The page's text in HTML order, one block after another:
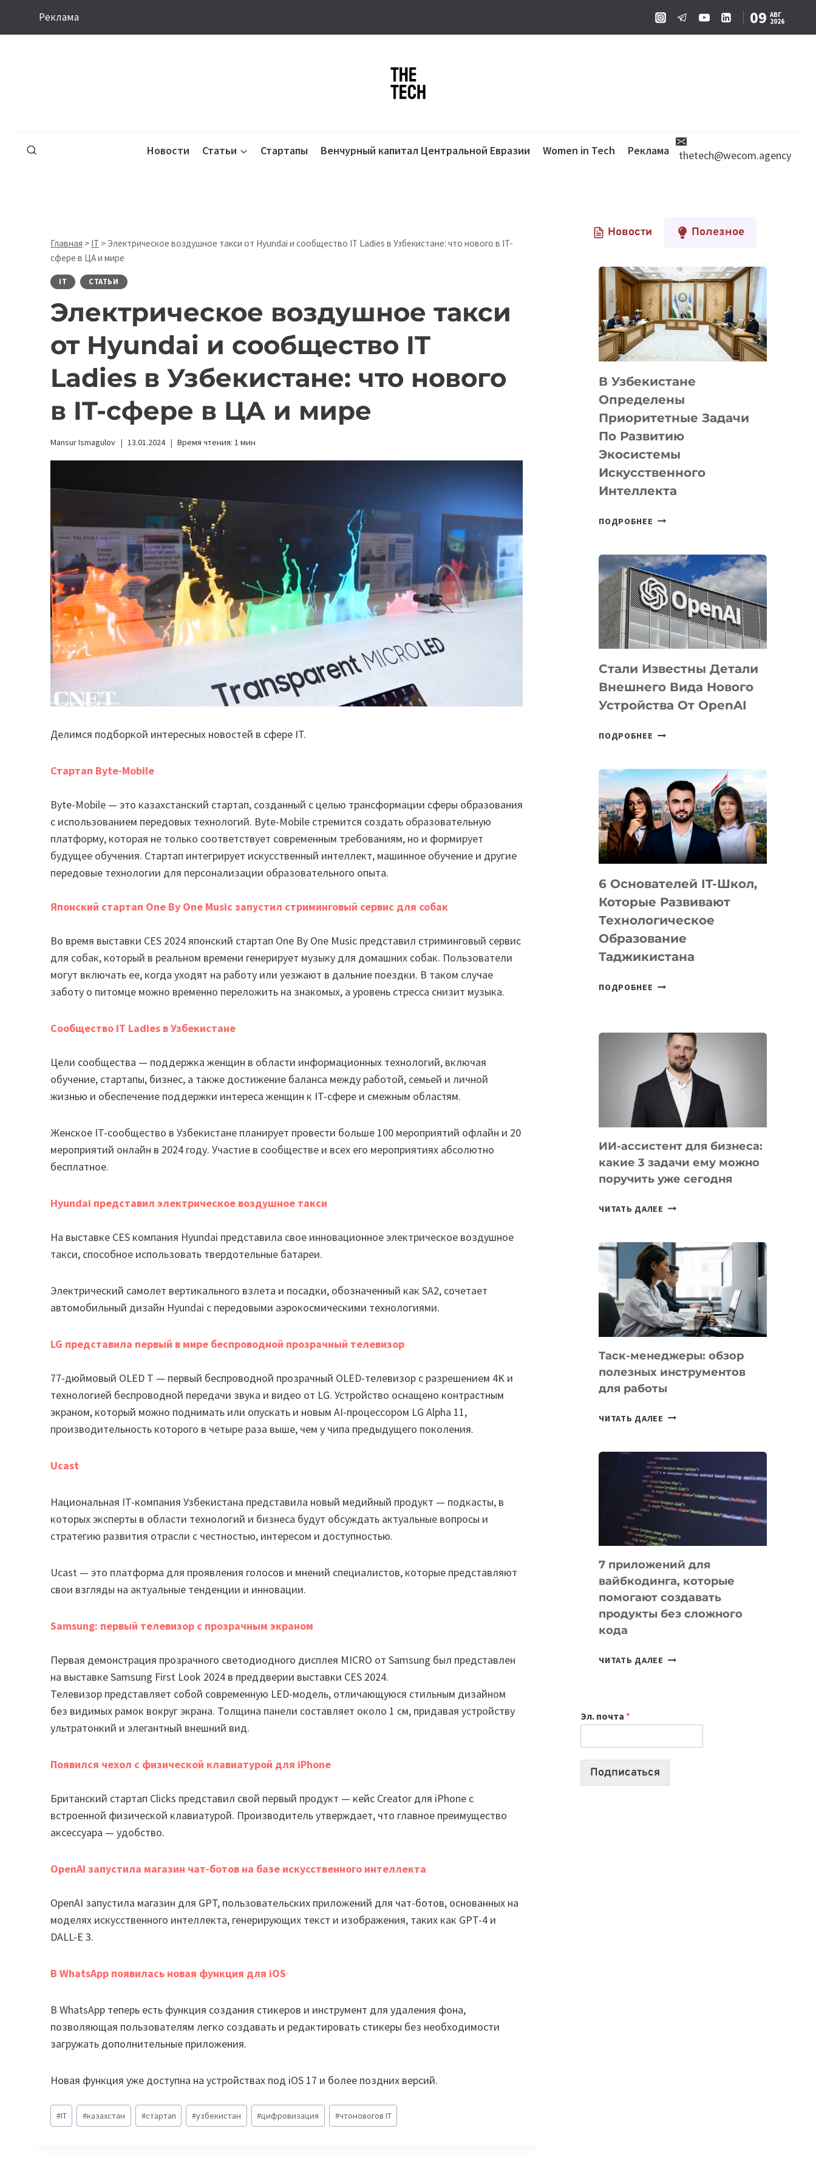
Реклама 09 АВГ
2026
Новости Статьи Стартапы Венчурный капитал Центральной Евразии Women in Tech Реклама thetech@wecom.agency
Главная > IT > Электрическое воздушное такси от Hyundai и сообщество IT Ladies в Узбекистане: что нового в IT-
сфере в ЦА и мире
IT СТАТЬИ
Электрическое воздушное такси
от Hyundai и сообщество IT
Ladies в Узбекистане: что нового
в IT-сфере в ЦА и мире
Mansur Ismagulov 13.01.2024 Время чтения: 1 мин
Делимся подборкой интересных новостей в сфере IT.
Стартап Byte-Mobile
Byte-Mobile — это казахстанский стартап, созданный с целью трансформации сферы образования
с использованием передовых технологий. Byte-Mobile стремится создать образовательную
платформу, которая не только соответствует современным требованиям, но и формирует
будущее обучения. Стартап интегрирует искусственный интеллект, машинное обучение и другие
передовые технологии для персонализации образовательного опыта.
Японский стартап One By One Music запустил стриминговый сервис для собак
Во время выставки CES 2024 японский стартап One By One Music представил стриминговый сервис
для собак, который в реальном времени генерирует музыку для домашних собак. Пользователи
могут включать ее, когда уходят на работу или уезжают в дальние поездки. В таком случае
заботу о питомце можно временно переложить на знакомых, а уровень стресса снизит музыка.
Сообщество IT Ladies в Узбекистане
Цели сообщества — поддержка женщин в области информационных технологий, включая
обучение, стартапы, бизнес, а также достижение баланса между работой, семьей и личной
жизнью и обеспечение поддержки интереса женщин к IT-сфере и смежным областям.
Женское IT-сообщество в Узбекистане планирует провести больше 100 мероприятий офлайн и 20
мероприятий онлайн в 2024 году. Участие в сообществе и всех его мероприятиях абсолютно
бесплатное.
Hyundai представил электрическое воздушное такси
На выставке CES компания Hyundai представила свое инновационное электрическое воздушное
такси, способное использовать твердотельные батареи.
Электрический самолет вертикального взлета и посадки, обозначенный как SA2, сочетает
автомобильный дизайн Hyundai с передовыми аэрокосмическими технологиями.
LG представила первый в мире беспроводной прозрачный телевизор
77-дюймовый OLED T — первый беспроводной прозрачный OLED-телевизор с разрешением 4K и
технологией беспроводной передачи звука и видео от LG. Устройство оснащено контрастным
экраном, который можно поднимать или опускать и новым AI-процессором LG Alpha 11,
производительность которого в четыре раза выше, чем у чипа предыдущего поколения.
Ucast
Национальная IT-компания Узбекистана представила новый медийный продукт — подкасты, в
которых эксперты в области технологий и бизнеса будут обсуждать актуальные вопросы и
стратегию развития отрасли с честностью, интересом и доступностью.
Ucast — это платформа для проявления голосов и мнений специалистов, которые представляют
свои взгляды на актуальные тенденции и инновации.
Samsung: первый телевизор с прозрачным экраном
Первая демонстрация прозрачного светодиодного дисплея MICRO от Samsung был представлен
на выставке Samsung First Look 2024 в преддверии выставки CES 2024.
Телевизор представляет собой современную LED-модель, отличающуюся стильным дизайном
без видимых рамок вокруг экрана. Толщина панели составляет около 1 см, придавая устройству
ультратонкий и элегантный внешний вид.
Появился чехол с физической клавиатурой для iPhone
Британский стартап Clicks представил свой первый продукт — кейс Creator для iPhone с
встроенной физической клавиатурой. Производитель утверждает, что главное преимущество
аксессуара — удобство.
OpenAI запустила магазин чат-ботов на базе искусственного интеллекта
OpenAI запустила магазин для GPT, пользовательских приложений для чат-ботов, основанных на
моделях искусственного интеллекта, генерирующих текст и изображения, таких как GPT-4 и
DALL-E 3.
В WhatsApp появилась новая функция для iOS
В WhatsApp теперь есть функция создания стикеров и инструмент для удаления фона,
позволяющая пользователям легко создавать и редактировать стикеры без необходимости
загружать дополнительные приложения.
Новая функция уже доступна на устройствах под iOS 17 и более поздних версий.
Метки
записи:
#IT #казахстан #стартап #узбекистан #цифровизация #чтоновогов IT
Новости Полезное
В Узбекистане
Определены
Приоритетные Задачи
По Развитию
Экосистемы
Искусственного
Интеллекта
ПОДРОБНЕЕ В
ПРИОРИТЕТНЫЕ
ЗАДАЧИ
ПО
РАЗВИТИЮ
ЭКОСИСТЕМЫ
ИСКУССТВЕННОГО
Стали Известны Детали
Внешнего Вида Нового
Устройства От OpenAI
ПОДРОБНЕЕ СТАЛИ
ВНЕШНЕГО
ВИДА
НОВОГО
УСТРОЙСТВА
OPENAI
6 Основателей IT-Школ,
Которые Развивают
Технологическое
Образование
Таджикистана
ПОДРОБНЕЕ
КОТОРЫЕ
РАЗВИВАЮТ
ТЕХНОЛОГИЧЕСКОЕ
ОБРАЗОВАНИЕ
ТАДЖИКИСТАНА
ИИ-ассистент для бизнеса:
какие 3 задачи ему можно
поручить уже сегодня
ЧИТАТЬ ДАЛЕЕ ИИ-
БИЗНЕСА:
КАКИЕ
3
ЗАДАЧИ
ЕМУ
МОЖНО
УЖЕ
СЕГОДНЯ
Таск-менеджеры: обзор
полезных инструментов
для работы
ЧИТАТЬ ДАЛЕЕ ТАСК-
ПОЛЕЗНЫХ
ИНСТРУМЕНТОВ
ДЛЯ
РАБОТЫ
7 приложений для
вайбкодинга, которые
помогают создавать
продукты без сложного
кода
ЧИТАТЬ ДАЛЕЕ
СОЗДАВАТЬ
ПРОДУКТЫ
Эл. почта *
Подписаться